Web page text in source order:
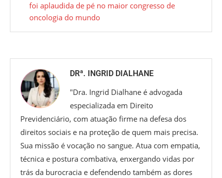
foi aplaudida de pé no maior congresso de
oncologia do mundo
DRª. INGRID DIALHANE
"Dra. Ingrid Dialhane é advogada
especializada em Direito
Previdenciário, com atuação firme na defesa dos
direitos sociais e na proteção de quem mais precisa.
Sua missão é vocação no sangue. Atua com empatia,
técnica e postura combativa, enxergando vidas por
trás da burocracia e defendendo também as dores